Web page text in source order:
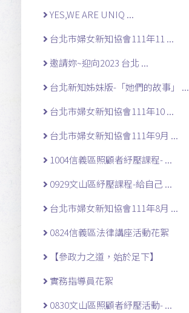
YES,WE ARE UNIQ ...
台北市婦女新知協會111年11 ...
邀請妳~迎向2023 台北 ...
台北新知姊妹版-「她們的故事」 ...
台北市婦女新知協會111年10 ...
台北市婦女新知協會111年9月 ...
1004信義區照顧者紓壓課程- ...
0929文山區紓壓課程-給自己 ...
台北市婦女新知協會111年8月 ...
0824信義區法律講座活動花絮
【參政力之道，始於足下】
實務指導員花絮
0830文山區照顧者紓壓活動- ...